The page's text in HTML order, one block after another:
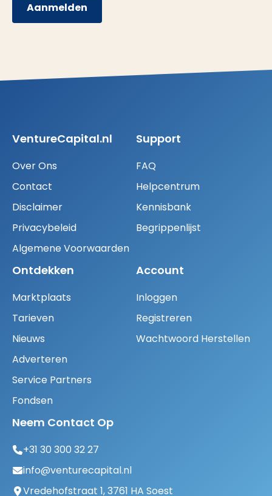
Aanmelden
VentureCapital.nl
Over Ons
Contact
Disclaimer
Privacybeleid
Algemene Voorwaarden
Support
FAQ
Helpcentrum
Kennisbank
Begrippenlijst
Ontdekken
Marktplaats
Tarieven
Nieuws
Adverteren
Service Partners
Fondsen
Account
Inloggen
Registreren
Wachtwoord Herstellen
Neem Contact Op
+31 30 300 32 27
info@venturecapital.nl
Vredehofstraat 1, 3761 HA Soest